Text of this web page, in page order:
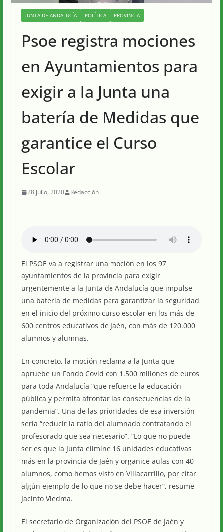
JUNTA DE ANDALUCÍA POLÍTICA PROVINCIA
Psoe registra mociones
en Ayuntamientos para
exigir a la Junta una
batería de Medidas que
garantice el Curso
Escolar
28 julio, 2020 Redacción
El PSOE va a registrar una moción en los 97
ayuntamientos de la provincia para exigir
urgentemente a la Junta de Andalucía que impulse
una batería de medidas para garantizar la seguridad
en el inicio del próximo curso escolar en los más de
600 centros educativos de Jaén, con más de 120.000
alumnos y alumnas.
En concreto, la moción reclama a la Junta que
apruebe un Fondo Covid con 1.500 millones de euros
para toda Andalucía “que refuerce la educación
pública y permita afrontar las consecuencias de la
pandemia”. Una de las prioridades de esa inversión
sería “reducir la ratio del alumnado contratando el
profesorado que sea necesario”. “Lo que no puede
ser es que la Junta elimine 16 unidades educativas
más en la provincia de Jaén y organice aulas con 40
alumnos, como hemos visto en Villacarrillo, por citar
algún ejemplo de lo que no se debe hacer”, resume
Jacinto Viedma.
El secretario de Organización del PSOE de Jaén y